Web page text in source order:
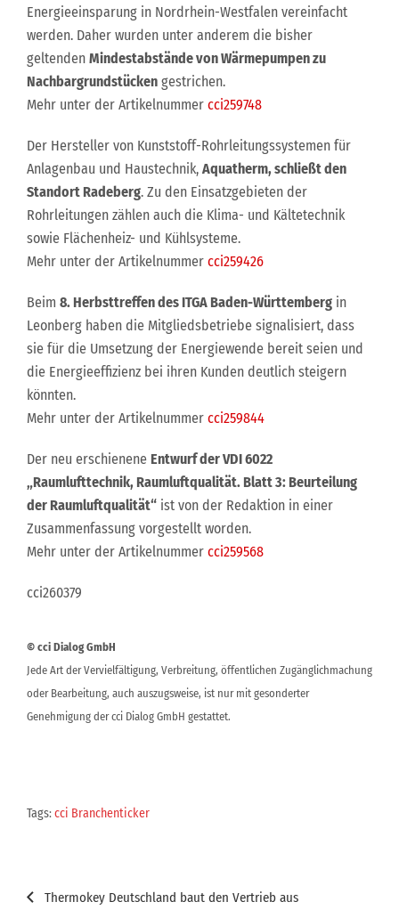
Energieeinsparung in Nordrhein-Westfalen vereinfacht
werden. Daher wurden unter anderem die bisher
geltenden Mindestabstände von Wärmepumpen zu
Nachbargrundstücken gestrichen.
Mehr unter der Artikelnummer cci259748
Der Hersteller von Kunststoff-Rohrleitungssystemen für
Anlagenbau und Haustechnik, Aquatherm, schließt den
Standort Radeberg. Zu den Einsatzgebieten der
Rohrleitungen zählen auch die Klima- und Kältetechnik
sowie Flächenheiz- und Kühlsysteme.
Mehr unter der Artikelnummer cci259426
Beim 8. Herbsttreffen des ITGA Baden-Württemberg in
Leonberg haben die Mitgliedsbetriebe signalisiert, dass
sie für die Umsetzung der Energiewende bereit seien und
die Energieeffizienz bei ihren Kunden deutlich steigern
könnten.
Mehr unter der Artikelnummer cci259844
Der neu erschienene Entwurf der VDI 6022
„Raumlufttechnik, Raumluftqualität. Blatt 3: Beurteilung
der Raumluftqualität“ ist von der Redaktion in einer
Zusammenfassung vorgestellt worden.
Mehr unter der Artikelnummer cci259568
cci260379
© cci Dialog GmbH
Jede Art der Vervielfältigung, Verbreitung, öffentlichen Zugänglichmachung
oder Bearbeitung, auch auszugsweise, ist nur mit gesonderter
Genehmigung der cci Dialog GmbH gestattet.
Tags:cci Branchenticker
Beitragsnavigation
Thermokey Deutschland baut den Vertrieb aus